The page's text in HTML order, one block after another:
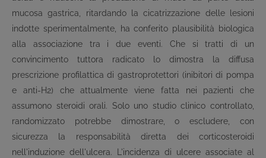
mucosa gastrica, ritardando la cicatrizzazione delle lesioni
indotte sperimentalmente, ha conferito plausibilità biologica
alla associazione tra i due eventi. Che si tratti di un
convincimento tuttora radicato lo dimostra la diffusa
prescrizione profilattica di gastroprotettori (inibitori di pompa
e anti-H2) che attualmente viene fatta nei pazienti che
assumono steroidi orali. Solo uno studio clinico controllato,
randomizzato potrebbe dimostrare, o escludere, con
sicurezza la responsabilità diretta dei corticosteroidi
nell'induzione dell'ulcera. L'incidenza di ulcere associate al